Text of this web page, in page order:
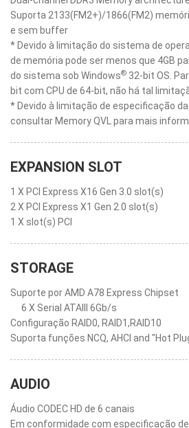
Suporta 2133(FM2+)/1866(FM2)
e sem buffer
* Devido à limitação do sistema de
de memória pode ser menos que 4GB
do sistema sob Windows® 32-bit OS.
bit com CPU de 64-bit, não há tal
* Devido à limitação de especificação da
consultar Memory QVL para mais
EXPANSION SLOT
1 X PCI Express X16 Gen 3.0 slot(s)
2 X PCI Express X1 Gen 2.0 slot(s)
1 X slot(s) PCI
STORAGE
Suporte por AMD A78 Express Chipset
6 X Serial ATAIII 6Gb/s
Configuração RAID0, RAID1,RAID10
Suporta funções NCQ, AHCI and "Hot
AUDIO
Áudio CODEC HD de 6 canais
Em conformidade com especificação de